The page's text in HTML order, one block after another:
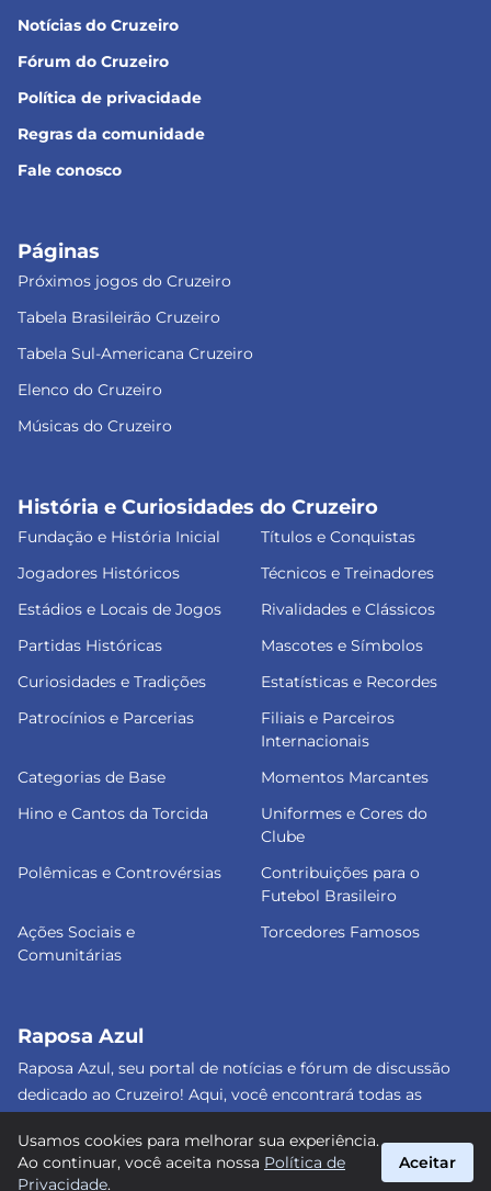
Notícias do Cruzeiro
Fórum do Cruzeiro
Política de privacidade
Regras da comunidade
Fale conosco
Páginas
Próximos jogos do Cruzeiro
Tabela Brasileirão Cruzeiro
Tabela Sul-Americana Cruzeiro
Elenco do Cruzeiro
Músicas do Cruzeiro
História e Curiosidades do Cruzeiro
Fundação e História Inicial
Títulos e Conquistas
Jogadores Históricos
Técnicos e Treinadores
Estádios e Locais de Jogos
Rivalidades e Clássicos
Partidas Históricas
Mascotes e Símbolos
Curiosidades e Tradições
Estatísticas e Recordes
Patrocínios e Parcerias
Filiais e Parceiros
Internacionais
Categorias de Base
Momentos Marcantes
Hino e Cantos da Torcida
Uniformes e Cores do
Clube
Polêmicas e Controvérsias
Contribuições para o
Futebol Brasileiro
Ações Sociais e
Comunitárias
Torcedores Famosos
Raposa Azul
Raposa Azul, seu portal de notícias e fórum de discussão
dedicado ao Cruzeiro! Aqui, você encontrará todas as
sobre o nosso amado clube. Junte-se a nós e faça parte
dessa apaixonante jornada celeste! #Cruzeiro #RaposaAzul
Usamos cookies para melhorar sua experiência.
Ao continuar, você aceita nossa Política de
Privacidade.
Aceitar